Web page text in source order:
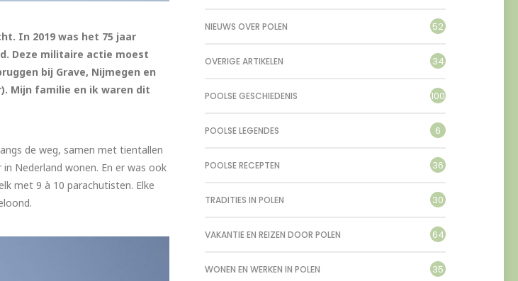
In 2019 was het 75 jaar
Deze militaire actie moest
bij Grave, Nijmegen en
Mijn familie en ik waren dit
de weg, samen met tientallen
Nederland wonen. En er was ook
met 9 à 10 parachutisten. Elke
NIEUWS OVER POLEN 52
OVERIGE ARTIKELEN 34
POOLSE GESCHIEDENIS 100
POOLSE LEGENDES 6
POOLSE RECEPTEN 36
TRADITIES IN POLEN 30
VAKANTIE EN REIZEN DOOR POLEN 64
WONEN EN WERKEN IN POLEN 35